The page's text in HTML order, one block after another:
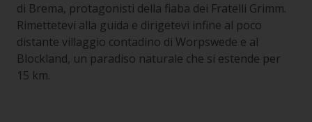
di Brema, protagonisti della fiaba dei Fratelli Grimm.
Rimettetevi alla guida e dirigetevi infine al poco
distante villaggio contadino di Worpswede e al
Blockland, un paradiso naturale che si estende per
15 km.